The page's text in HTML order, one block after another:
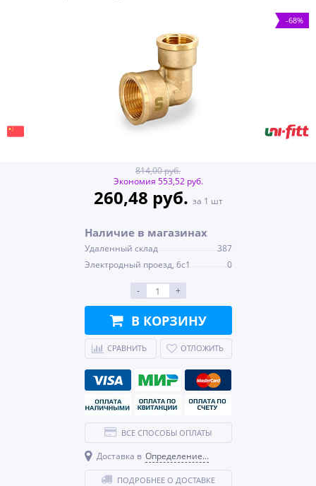
-68%
814,00 руб.
Экономия 553,52 руб.
260,48 руб. за 1 шт
Наличие в магазинах
Удаленный склад
387
Электродный проезд, 6с1
0
- +
В КОРЗИНУ
СРАВНИТЬ ОТЛОЖИТЬ
ВСЕ СПОСОБЫ ОПЛАТЫ
Доставка в Определение...
ПОДРОБНЕЕ О ДОСТАВКЕ